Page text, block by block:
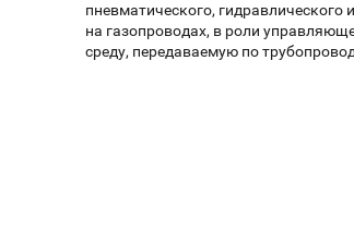
пневматического, гидравлического
на газопроводах, в роли
среду, передаваемую по